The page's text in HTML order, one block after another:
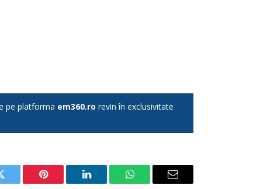
pe platforma em360.ro revin în exclusivitate
Pinterest LinkedIn WhatsAppEmail